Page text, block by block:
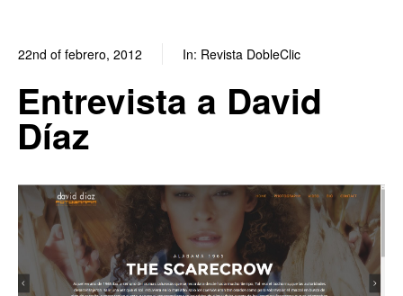
22nd of febrero, 2012 In: Revista DobleClic
Entrevista a David
Díaz